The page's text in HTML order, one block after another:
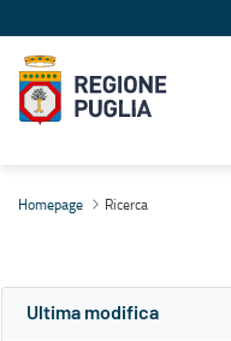
Homepage Ricerca
Ultima modifica